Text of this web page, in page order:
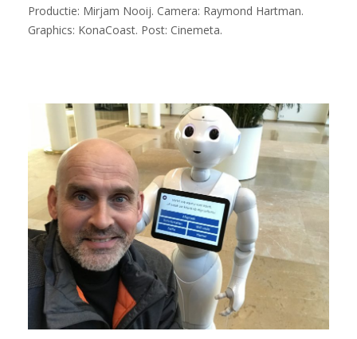
Productie: Mirjam Nooij. Camera: Raymond Hartman.
Graphics: KonaCoast. Post: Cinemeta.